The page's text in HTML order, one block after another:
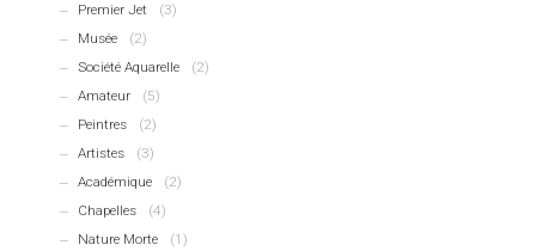
Premier Jet
(3)
Musée
(2)
Société Aquarelle
(2)
Amateur
(5)
Peintres
(2)
Artistes
(3)
Académique
(2)
Chapelles
(4)
Nature Morte
(1)